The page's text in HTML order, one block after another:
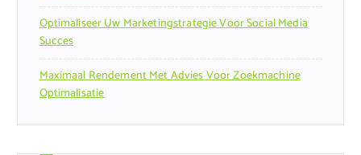
Optimaliseer Uw Marketingstrategie Voor Social Media
Succes
Maximaal Rendement Met Advies Voor Zoekmachine
Optimalisatie